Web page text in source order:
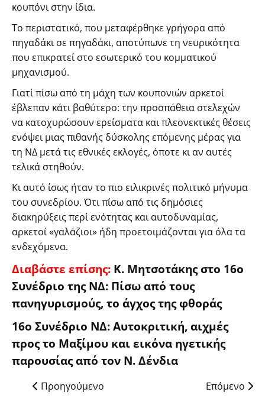
κουπόνι στην ίδια.
Το περιστατικό, που μεταφέρθηκε γρήγορα από
πηγαδάκι σε πηγαδάκι, αποτύπωνε τη νευρικότητα
που επικρατεί στο εσωτερικό του κομματικού
μηχανισμού.
Γιατί πίσω από τη μάχη των κουπονιών αρκετοί
έβλεπαν κάτι βαθύτερο: την προσπάθεια στελεχών
να κατοχυρώσουν ερείσματα και πλεονεκτικές θέσεις
ενόψει μιας πιθανής δύσκολης επόμενης μέρας για
τη ΝΔ μετά τις εθνικές εκλογές, όποτε κι αν αυτές
τελικά στηθούν.
Κι αυτό ίσως ήταν το πιο ειλικρινές πολιτικό μήνυμα
του συνεδρίου. Ότι πίσω από τις δημόσιες
διακηρύξεις περί ενότητας και αυτοδυναμίας,
αρκετοί «γαλάζιοι» ήδη προετοιμάζονται για όλα τα
ενδεχόμενα.
Διαβάστε επίσης: Κ. Μητσοτάκης στο 16ο
Συνέδριο της ΝΔ: Πίσω από τους
πανηγυρισμούς, το άγχος της φθοράς
16ο Συνέδριο ΝΔ: Αυτοκριτική, αιχμές
προς το Μαξίμου και εικόνα ηγετικής
παρουσίας από τον Ν. Δένδια
Προηγούμενο Επόμενο